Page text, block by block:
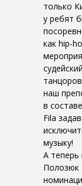
только
у ребят
как hip-
наш
в
Fila
музыку!
А
Полозюк